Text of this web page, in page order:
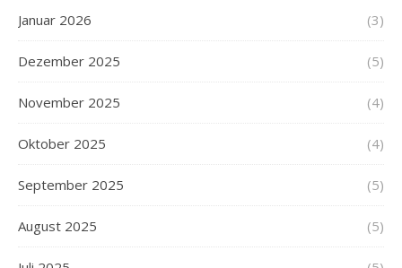
Januar 2026 (3)
Dezember 2025 (5)
November 2025 (4)
Oktober 2025 (4)
September 2025 (5)
August 2025 (5)